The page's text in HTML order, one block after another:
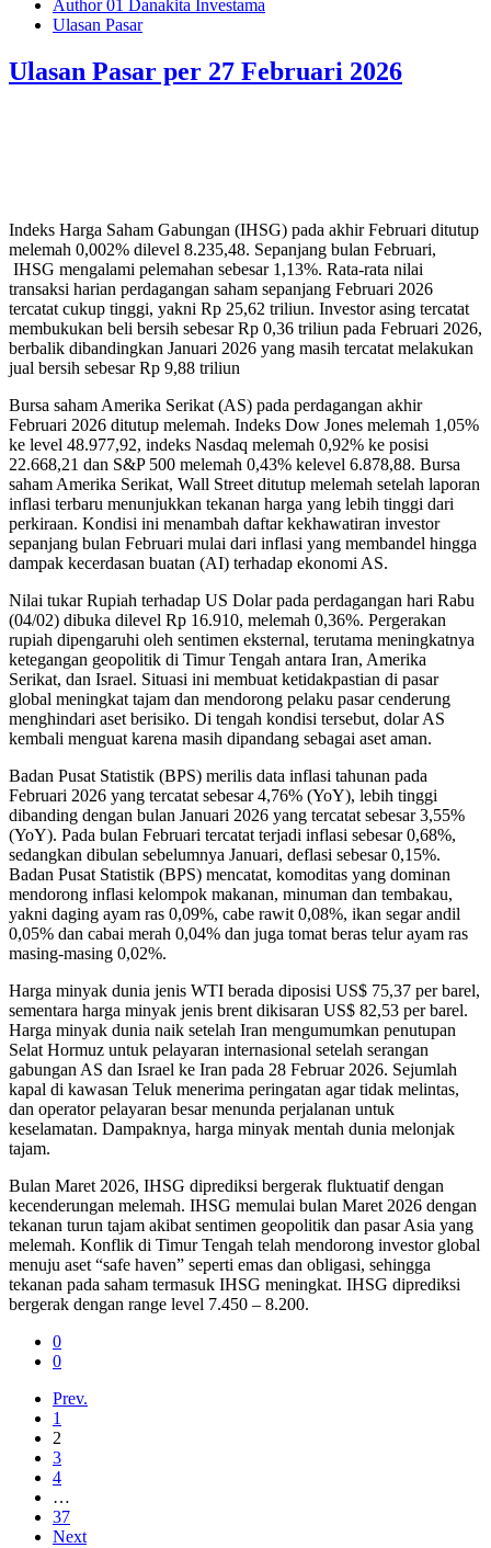
Author 01 Danakita Investama
Ulasan Pasar
Ulasan Pasar per 27 Februari 2026
Indeks Harga Saham Gabungan (IHSG) pada akhir Februari ditutup
melemah 0,002% dilevel 8.235,48. Sepanjang bulan Februari,
IHSG mengalami pelemahan sebesar 1,13%. Rata-rata nilai
transaksi harian perdagangan saham sepanjang Februari 2026
tercatat cukup tinggi, yakni Rp 25,62 triliun. Investor asing tercatat
membukukan beli bersih sebesar Rp 0,36 triliun pada Februari 2026,
berbalik dibandingkan Januari 2026 yang masih tercatat melakukan
jual bersih sebesar Rp 9,88 triliun
Bursa saham Amerika Serikat (AS) pada perdagangan akhir
Februari 2026 ditutup melemah. Indeks Dow Jones melemah 1,05%
ke level 48.977,92, indeks Nasdaq melemah 0,92% ke posisi
22.668,21 dan S&P 500 melemah 0,43% kelevel 6.878,88. Bursa
saham Amerika Serikat, Wall Street ditutup melemah setelah laporan
inflasi terbaru menunjukkan tekanan harga yang lebih tinggi dari
perkiraan. Kondisi ini menambah daftar kekhawatiran investor
sepanjang bulan Februari mulai dari inflasi yang membandel hingga
dampak kecerdasan buatan (AI) terhadap ekonomi AS.
Nilai tukar Rupiah terhadap US Dolar pada perdagangan hari Rabu
(04/02) dibuka dilevel Rp 16.910, melemah 0,36%. Pergerakan
rupiah dipengaruhi oleh sentimen eksternal, terutama meningkatnya
ketegangan geopolitik di Timur Tengah antara Iran, Amerika
Serikat, dan Israel. Situasi ini membuat ketidakpastian di pasar
global meningkat tajam dan mendorong pelaku pasar cenderung
menghindari aset berisiko. Di tengah kondisi tersebut, dolar AS
kembali menguat karena masih dipandang sebagai aset aman.
Badan Pusat Statistik (BPS) merilis data inflasi tahunan pada
Februari 2026 yang tercatat sebesar 4,76% (YoY), lebih tinggi
dibanding dengan bulan Januari 2026 yang tercatat sebesar 3,55%
(YoY). Pada bulan Februari tercatat terjadi inflasi sebesar 0,68%,
sedangkan dibulan sebelumnya Januari, deflasi sebesar 0,15%.
Badan Pusat Statistik (BPS) mencatat, komoditas yang dominan
mendorong inflasi kelompok makanan, minuman dan tembakau,
yakni daging ayam ras 0,09%, cabe rawit 0,08%, ikan segar andil
0,05% dan cabai merah 0,04% dan juga tomat beras telur ayam ras
masing-masing 0,02%.
Harga minyak dunia jenis WTI berada diposisi US$ 75,37 per barel,
sementara harga minyak jenis brent dikisaran US$ 82,53 per barel.
Harga minyak dunia naik setelah Iran mengumumkan penutupan
Selat Hormuz untuk pelayaran internasional setelah serangan
gabungan AS dan Israel ke Iran pada 28 Februar 2026. Sejumlah
kapal di kawasan Teluk menerima peringatan agar tidak melintas,
dan operator pelayaran besar menunda perjalanan untuk
keselamatan. Dampaknya, harga minyak mentah dunia melonjak
tajam.
Bulan Maret 2026, IHSG diprediksi bergerak fluktuatif dengan
kecenderungan melemah. IHSG memulai bulan Maret 2026 dengan
tekanan turun tajam akibat sentimen geopolitik dan pasar Asia yang
melemah. Konflik di Timur Tengah telah mendorong investor global
menuju aset “safe haven” seperti emas dan obligasi, sehingga
tekanan pada saham termasuk IHSG meningkat. IHSG diprediksi
bergerak dengan range level 7.450 – 8.200.
0
0
Prev.
1
2
3
4
…
37
Next